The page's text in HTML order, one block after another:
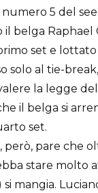
5 del
il belga Raphael
set e
solo al tie-
la legge
il belga si
set.
però, pare che
stare molto
si mangia.